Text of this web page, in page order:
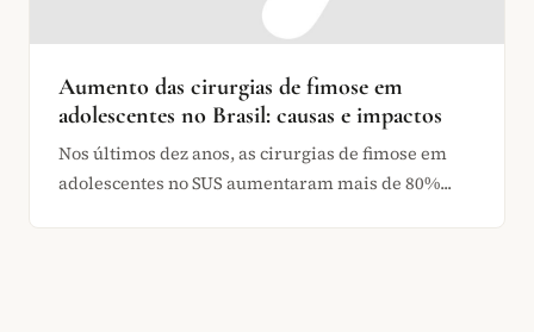
Aumento das cirurgias de fimose em
adolescentes no Brasil: causas e impactos
Nos últimos dez anos, as cirurgias de fimose em
adolescentes no SUS aumentaram mais de 80%...